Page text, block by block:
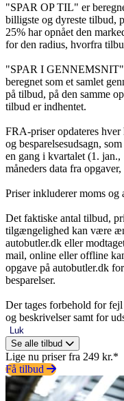
"SPAR OP TIL" er
billigste og dyreste tilbud,
25% har opnået den
for den radius, hvorfra
"SPAR I
beregnet som et samlet
på tilbud, på den samme
tilbud er indhentet.
FRA-priser opdateres
og besparelsesudsagn,
en gang i kvartalet (1.
måneders data fra
Priser inkluderer moms og
Det faktiske antal tilbud,
tilgængelighed kan være
autobutler.dk eller
mail, online eller offline
opgave på autobutler.dk
besparelser.
Der tages forbehold for
og beskrivelser samt for
Luk
Se alle tilbud
Lige nu priser fra 249 kr.*
Få tilbud